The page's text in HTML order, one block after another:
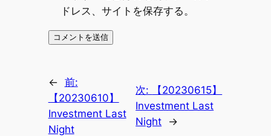
ドレス、サイトを保存する。
← 前:
【20230610】
Investment Last
Night
次:
【20230615】
Investment Last
Night
→